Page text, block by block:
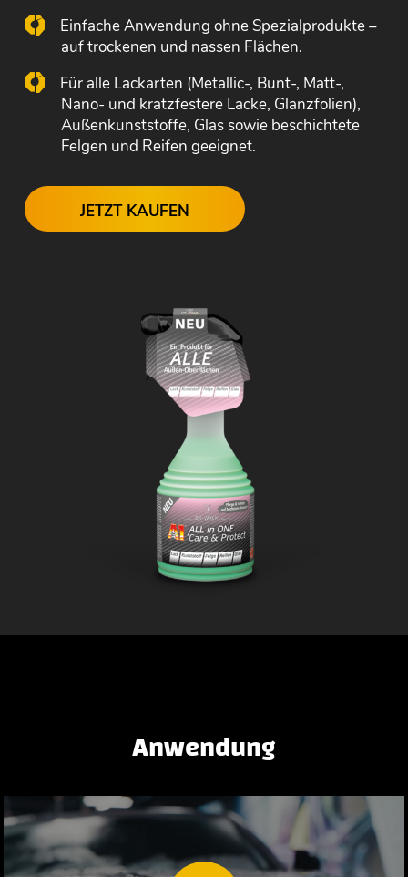
Einfache Anwendung ohne Spezialprodukte –
auf trockenen und nassen Flächen.
Für alle Lackarten (Metallic-, Bunt-, Matt-,
Nano- und kratzfestere Lacke, Glanzfolien),
Außenkunststoffe, Glas sowie beschichtete
Felgen und Reifen geeignet.
JETZT KAUFEN
Anwendung